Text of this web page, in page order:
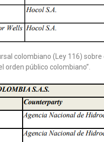
colombiano (Ley 116)
orden público colombiano”.